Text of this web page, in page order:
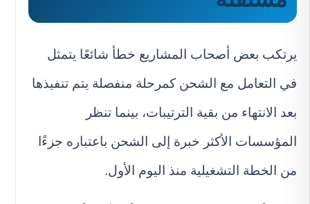
يرتكب بعض أصحاب المشاريع خطأ شائعًا يتمثل
في التعامل مع الشحن كمرحلة منفصلة يتم تنفيذها
بعد الانتهاء من بقية الترتيبات، بينما تنظر
المؤسسات الأكثر خبرة إلى الشحن باعتباره جزءًا
من الخطة التشغيلية منذ اليوم الأول.